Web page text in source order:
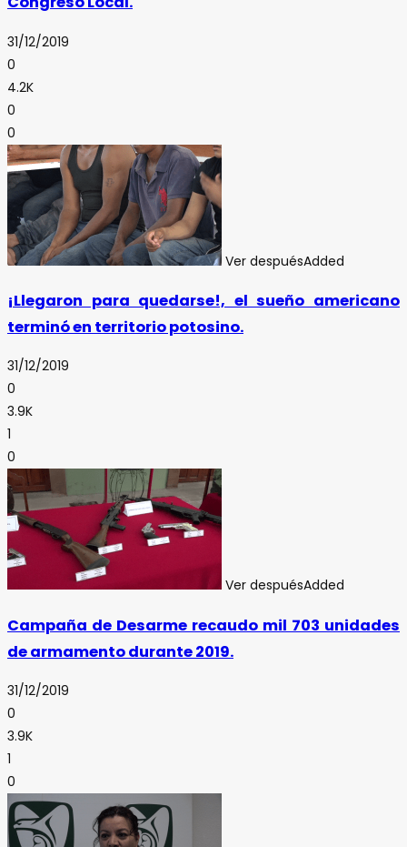
31/12/2019
0
4.2K
0
0
Ver despuésAdded
¡Llegaron para quedarse!, el sueño americano
terminó en territorio potosino.
31/12/2019
0
3.9K
1
0
Ver despuésAdded
Campaña de Desarme recaudo mil 703 unidades
de armamento durante 2019.
31/12/2019
0
3.9K
1
0